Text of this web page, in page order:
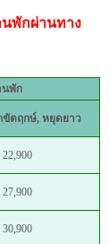
พักผ่านทาง
นพัก
ขัตฤกษ์, หยุดยาว
22,900
27,900
30,900